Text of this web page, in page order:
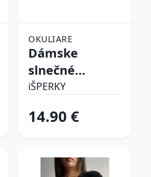
OKULIARE
Dámske
slnečné
okuliare
iŠPERKY
14.90 €